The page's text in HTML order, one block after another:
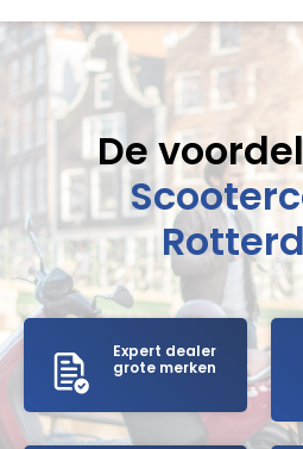
De
Expert dealer
grote merken